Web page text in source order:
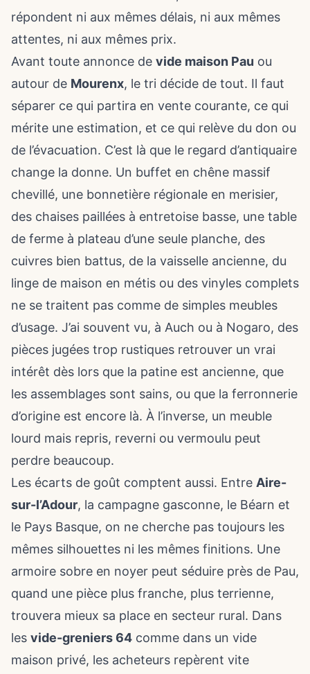
répondent ni aux mêmes délais, ni aux mêmes
attentes, ni aux mêmes prix.
Avant toute annonce de vide maison Pau ou
autour de Mourenx, le tri décide de tout. Il faut
séparer ce qui partira en vente courante, ce qui
mérite une estimation, et ce qui relève du don ou
de l’évacuation. C’est là que le regard d’antiquaire
change la donne. Un buffet en chêne massif
chevillé, une bonnetière régionale en merisier,
des chaises paillées à entretoise basse, une table
de ferme à plateau d’une seule planche, des
cuivres bien battus, de la vaisselle ancienne, du
linge de maison en métis ou des vinyles complets
ne se traitent pas comme de simples meubles
d’usage. J’ai souvent vu, à Auch ou à Nogaro, des
pièces jugées trop rustiques retrouver un vrai
intérêt dès lors que la patine est ancienne, que
les assemblages sont sains, ou que la ferronnerie
d’origine est encore là. À l’inverse, un meuble
lourd mais repris, reverni ou vermoulu peut
perdre beaucoup.
Les écarts de goût comptent aussi. Entre Aire-
sur-l’Adour, la campagne gasconne, le Béarn et
le Pays Basque, on ne cherche pas toujours les
mêmes silhouettes ni les mêmes finitions. Une
armoire sobre en noyer peut séduire près de Pau,
quand une pièce plus franche, plus terrienne,
trouvera mieux sa place en secteur rural. Dans
les vide-greniers 64 comme dans un vide
maison privé, les acheteurs repèrent vite